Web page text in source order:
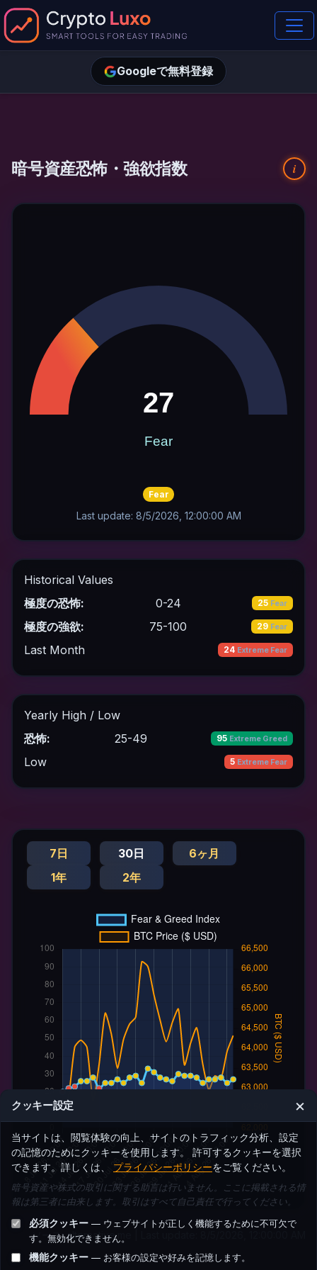
Googleで無料登録
暗号資産恐怖・強欲指数 i
Fear
Last update: 8/5/2026, 12:00:00 AM
Historical Values
極度の恐怖:
0-24 25 Fear
極度の強欲: 75-100 29 Fear
Last Month 24 Extreme Fear
Yearly High / Low
恐怖:
25-49 95 Extreme Greed
Low 5 Extreme Fear
7日 30日
6ヶ月
1年
2年
ソース:alternative.me
クッキー設定 ×
当サイトは、閲覧体験の向上、サイトのトラフィック分析、設定
の記憶のためにクッキーを使用します。 許可するクッキーを選択
できます。詳しくは、 プライバシーポリシーをご覧ください。
暗号資産や株式の取引に関する助言は行いません。ここに掲載される情
報は第三者に由来します。取引はすべて自己責任で行ってください。
必須クッキー — ウェブサイトが正しく機能するために不可欠で
す。無効化できません。
機能クッキー — お客様の設定や好みを記憶します。